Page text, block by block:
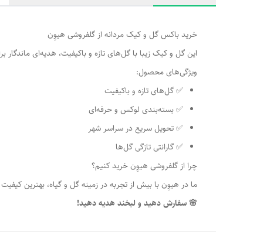
خرید باکس گل و کیک مردانه از گلفروشی هیوِن
این گل و کیک زیبا با گل‌های تازه و باکیفیت، هدیه‌ای
ویژگی‌های محصول:
✅ گل‌های تازه و باکیفیت
✅ بسته‌بندی لوکس و حرفه‌ای
✅ تحویل سریع در سراسر شهر
✅ گارانتی تازگی گل‌ها
چرا از گلفروشی هیوِن خرید کنیم؟
ما در هیوِن با بیش از تجربه در زمینه گل و گیاه، بهترین
🌸 سفارش دهید و لبخند هدیه دهید!